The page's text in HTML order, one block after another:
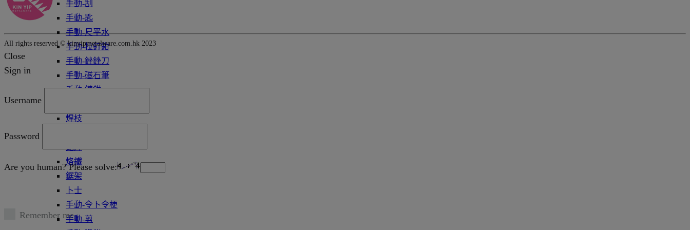
手動-刮
手動-匙
手動-尺平水
手動-拉釘鉗
手動-銼銼刀
手動-磁石筆
手動-鏈鉗
焊枝
鋸片
烙鐵
鋸架
卜士
手動-令卜令梗
手動-剪
All rights reserved © kinyipmetalware.com.hk 2023
Close
Sign in
Username
Password
Are you human? Please solve:
Remember me